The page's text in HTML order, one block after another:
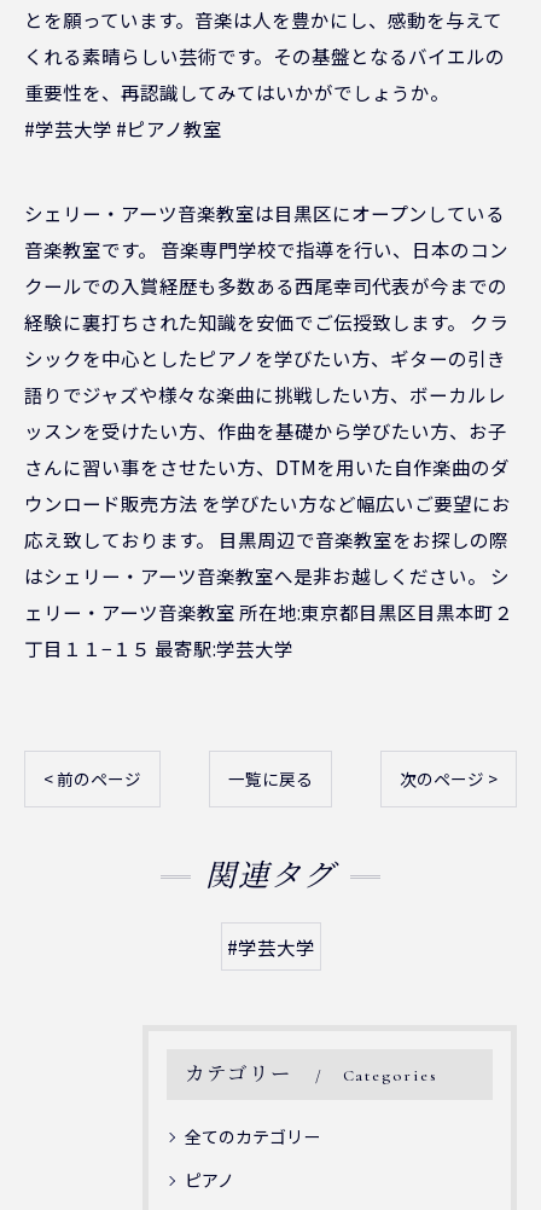
とを願っています。音楽は人を豊かにし、感動を与えて
くれる素晴らしい芸術です。その基盤となるバイエルの
重要性を、再認識してみてはいかがでしょうか。
#学芸大学 #ピアノ教室
シェリー・アーツ音楽教室は目黒区にオープンしている
音楽教室です。 音楽専門学校で指導を行い、日本のコン
クールでの入賞経歴も多数ある西尾幸司代表が今までの
経験に裏打ちされた知識を安価でご伝授致します。 クラ
シックを中心としたピアノを学びたい方、ギターの引き
語りでジャズや様々な楽曲に挑戦したい方、ボーカルレ
ッスンを受けたい方、作曲を基礎から学びたい方、お子
さんに習い事をさせたい方、DTMを用いた自作楽曲のダ
ウンロード販売方法 を学びたい方など幅広いご要望にお
応え致しております。 目黒周辺で音楽教室をお探しの際
はシェリー・アーツ音楽教室へ是非お越しください。 シ
ェリー・アーツ音楽教室 所在地:東京都目黒区目黒本町２
丁目１１−１５ 最寄駅:学芸大学
< 前のページ 一覧に戻る 次のページ >
関連タグ
#学芸大学
カテゴリー Categories
全てのカテゴリー
ピアノ